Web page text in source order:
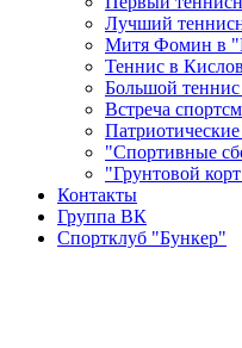
Лучший
Митя Фомин в
Теннис в
Большой
Встреча
"Спортивные
"Грунтовой
Контакты
Группа ВК
Спортклуб "Бункер"